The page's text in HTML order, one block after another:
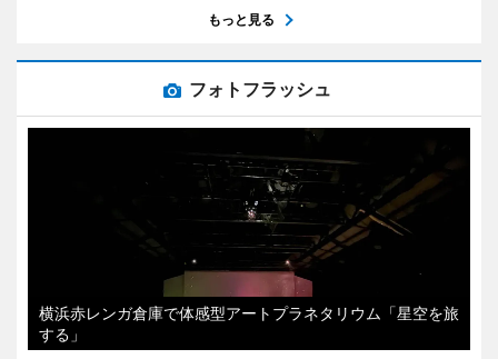
もっと見る
フォトフラッシュ
横浜赤レンガ倉庫で体感型アートプラネタリウム「星空を旅
する」